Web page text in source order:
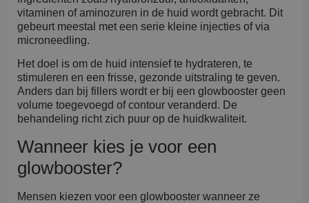
vitaminen of aminozuren in de huid wordt gebracht. Dit
gebeurt meestal met een serie kleine injecties of via
microneedling.
Het doel is om de huid intensief te hydrateren, te
stimuleren en een frisse, gezonde uitstraling te geven.
Anders dan bij fillers wordt er bij een glowbooster geen
volume toegevoegd of contour veranderd. De
behandeling richt zich puur op de huidkwaliteit.
Wanneer kies je voor een
glowbooster?
Mensen kiezen voor een glowbooster wanneer ze